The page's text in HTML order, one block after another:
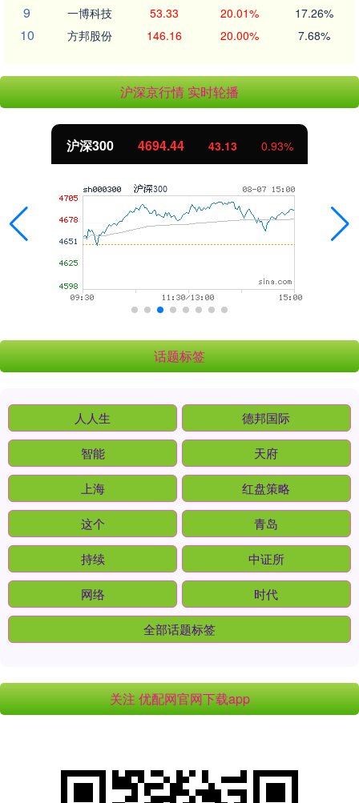
9 一博科技 53.33 20.01% 17.26%
10 方邦股份 146.16 20.00% 7.68%
沪深京行情 实时轮播
沪深300 4694.44 43.13 0.93%
话题标签
人人生 德邦国际
智能 天府
上海 红盘策略
这个 青岛
持续 中证所
网络 时代
全部话题标签
关注 优配网官网下载app